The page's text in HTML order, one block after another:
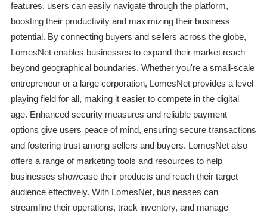
features, users can easily navigate through the platform,
boosting their productivity and maximizing their business
potential. By connecting buyers and sellers across the globe,
LomesNet enables businesses to expand their market reach
beyond geographical boundaries. Whether you're a small-scale
entrepreneur or a large corporation, LomesNet provides a level
playing field for all, making it easier to compete in the digital
age. Enhanced security measures and reliable payment
options give users peace of mind, ensuring secure transactions
and fostering trust among sellers and buyers. LomesNet also
offers a range of marketing tools and resources to help
businesses showcase their products and reach their target
audience effectively. With LomesNet, businesses can
streamline their operations, track inventory, and manage